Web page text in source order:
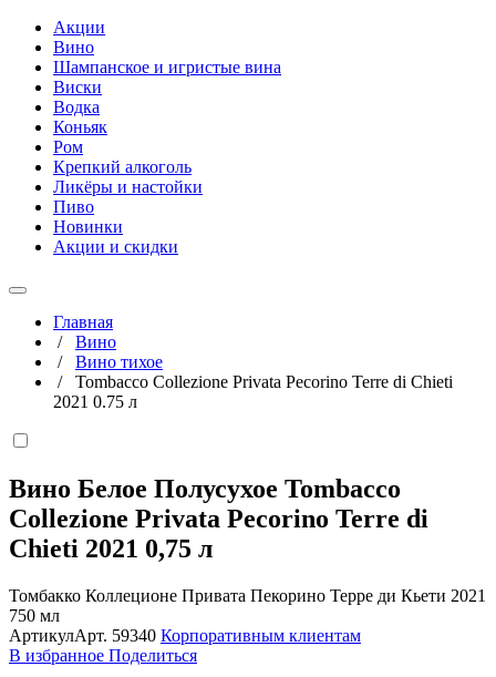
Акции
Вино
Шампанское и игристые вина
Виски
Водка
Коньяк
Ром
Крепкий алкоголь
Ликёры и настойки
Пиво
Новинки
Акции и скидки
Главная
/ Вино
/ Вино тихое
/ Tombacco Collezione Privata Pecorino Terre di Chieti
2021 0.75 л
Вино Белое Полусухое Tombacco
Collezione Privata Pecorino Terre di
Chieti 2021 0,75 л
Томбакко Коллеционе Привата Пекорино Терре ди Кьети 2021
750 мл
АртикулАрт. 59340 Корпоративным клиентам
В избранное Поделиться